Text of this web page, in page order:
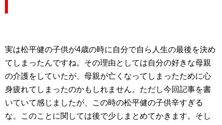
実は松平健の子供が4歳の時に自分で自ら人生の最後を決め
てしまったんですね。その理由としては自分の好きな母親
の介護をしていたが、母親が亡くなってしまったために心
身疲れてしまったのかもしれません。ただし今回記事を書
いていて感じましたが、この時の松平健の子供辛すぎる
な。このことに関しては後で少しまとめてかきます。そし